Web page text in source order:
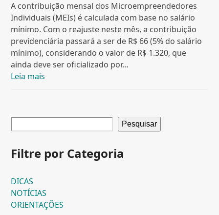
A contribuição mensal dos Microempreendedores
Individuais (MEIs) é calculada com base no salário
mínimo. Com o reajuste neste mês, a contribuição
previdenciária passará a ser de R$ 66 (5% do salário
mínimo), considerando o valor de R$ 1.320, que
ainda deve ser oficializado por…
Leia mais
Pesquisar
Filtre por Categoria
DICAS
NOTÍCIAS
ORIENTAÇÕES